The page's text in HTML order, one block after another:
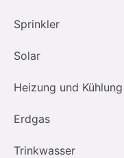
Sprinkler
Solar
Heizung und Kühlung
Erdgas
Trinkwasser